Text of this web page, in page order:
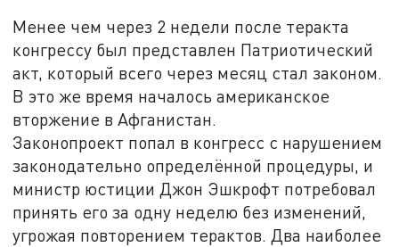
Менее чем через 2 недели после теракта
конгрессу был представлен Патриотический
акт, который всего через месяц стал законом.
В это же время началось американское
вторжение в Афганистан.
Законопроект попал в конгресс с нарушением
законодательно определённой процедуры, и
министр юстиции Джон Эшкрофт потребовал
принять его за одну неделю без изменений,
угрожая повторением терактов. Два наиболее